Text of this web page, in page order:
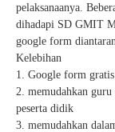
pelaksanaanya.
dihadapi SD GMIT
google form
Kelebihan
1. Google form gratis
2. memudahkan
peserta didik
3. memudahkan